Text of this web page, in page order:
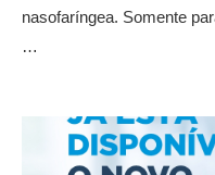
nasofaríngea. Somente
…